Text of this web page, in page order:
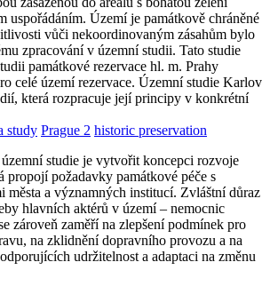
uspořádáním. Území je památkově chráněné
vůči nekoordinovaným zásahům bylo
zpracování v územní studii. Tato studie
památkové rezervace hl. m. Prahy
celé území rezervace. Územní studie Karlov
která rozpracuje její principy v konkrétní
study Prague 2 historic preservation
studie je vytvořit koncepci rozvoje
propojí požadavky památkové péče s
města a významných institucí. Zvláštní důraz
hlavních aktérů v území – nemocnic
zároveň zaměří na zlepšení podmínek pro
na zklidnění dopravního provozu a na
udržitelnost a adaptaci na změnu